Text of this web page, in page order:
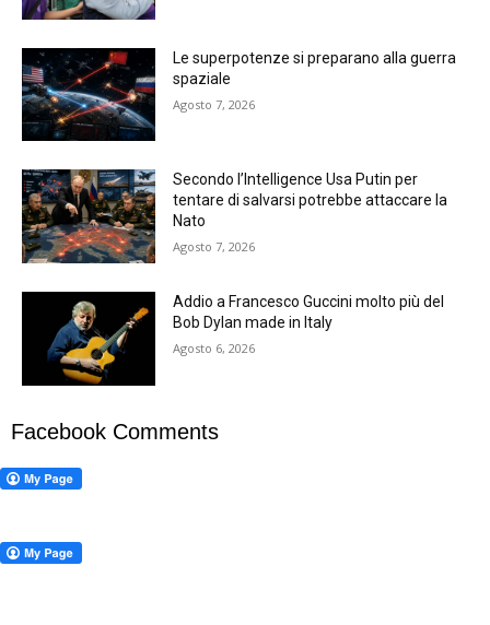
Le superpotenze si preparano alla guerra
spaziale
Agosto 7, 2026
Secondo l’Intelligence Usa Putin per
tentare di salvarsi potrebbe attaccare la
Nato
Agosto 7, 2026
Addio a Francesco Guccini molto più del
Bob Dylan made in Italy
Agosto 6, 2026
Facebook Comments